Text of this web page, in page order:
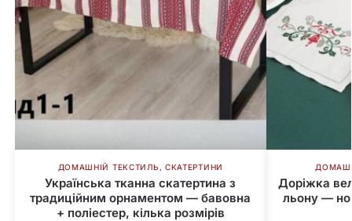
ДОМАШНІЙ ТЕКСТИЛЬ , СКАТЕРТИНИ
Українська тканна скатертина з
традиційним орнаментом — бавовна
+ поліестер, кілька розмірів
Доріжка
льону —